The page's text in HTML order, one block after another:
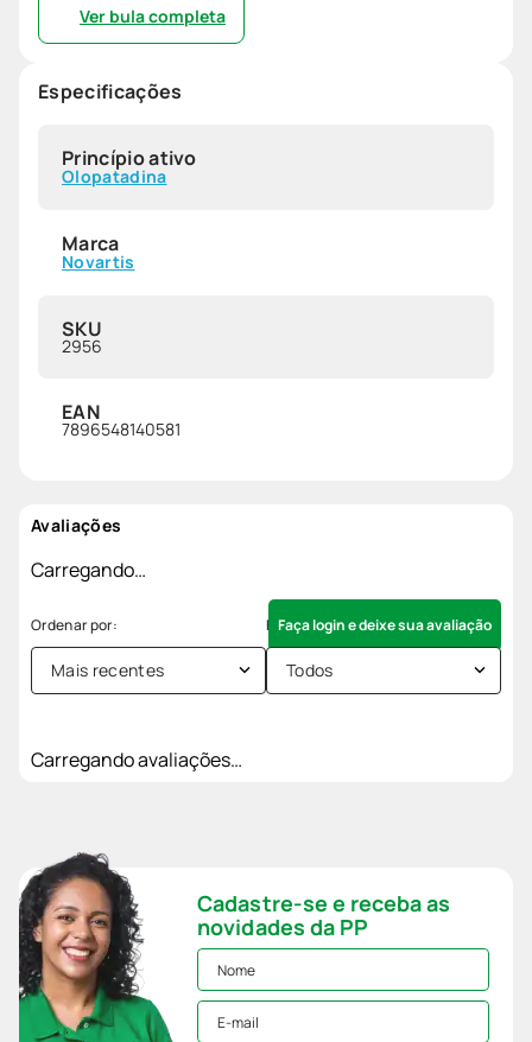
Ver bula completa
Especificações
Princípio ativo
Olopatadina
Marca
Novartis
SKU
2956
EAN
7896548140581
Avaliações
Carregando…
Faça login e deixe sua avaliação
Mais recentes Todos
Carregando avaliações…
Cadastre-se e receba as
novidades da PP